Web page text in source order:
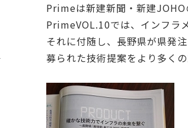
Primeは新建新聞・新建JOHO
PrimeVOL.10では、インフラ
それに付随し、長野県が県発
募られた技術提案をより多く